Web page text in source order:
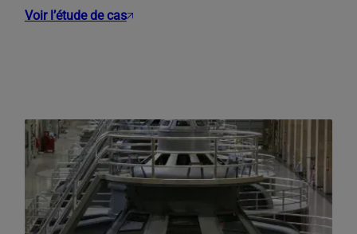
Voir l’étude de cas